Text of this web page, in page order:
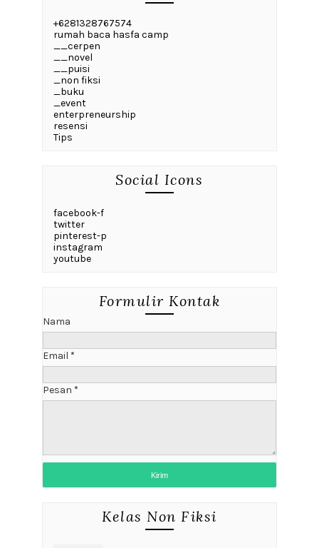
+6281328767574
rumah baca hasfa camp
__cerpen
__novel
__puisi
_non fiksi
_buku
_event
enterpreneurship
resensi
Tips
Social Icons
facebook-f
twitter
pinterest-p
instagram
youtube
Formulir Kontak
Nama
Email *
Pesan *
Kelas Non Fiksi